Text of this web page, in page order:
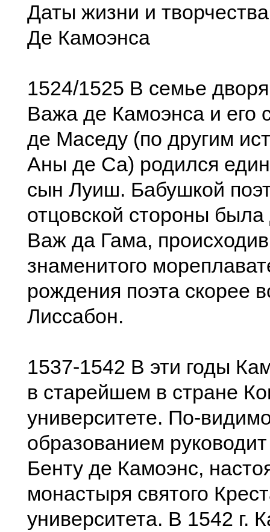
Даты жизни и
Де Камоэнса
1524/1525 В семье
Важа де Камоэнса и его
де Маседу (по другим
Аны де Са) родился
сын Луиш. Бабушкой
отцовской стороны
Важ да Гама,
знаменитого
рождения поэта скорее
Лиссабон.
1537-1542 В эти годы
в старейшем в стране
университете. По-
образованием
Бенту де Камоэнс,
монастыря святого
университета. В 1542 г.